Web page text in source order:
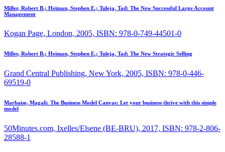
Miller, Robert B.; Heiman, Stephen E.; Tuleja, Tad: The New Successful Large Account
Management
Kogan Page, London, 2005, ISBN: 978-0-749-44501-0
Miller, Robert B.; Heiman, Stephen E.; Tuleja, Tad: The New Strategic Selling
Grand Central Publishing, New York, 2005, ISBN: 978-0-446-
69519-0
Marbaise, Magali: The Business Model Canvas: Let your business thrive with this simple
model
50Minutes.com, Ixelles/Elsene (BE-BRU), 2017, ISBN: 978-2-806-
28588-1